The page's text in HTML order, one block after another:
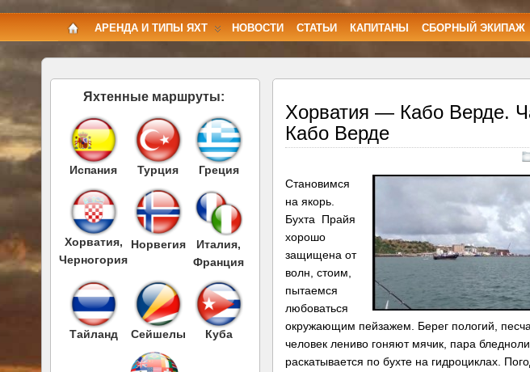
АРЕНДА И ТИПЫ ЯХТ НОВОСТИ СТАТЬИ КАПИТАНЫ СБОРНЫЙ ЭКИПАЖ
Хорватия — Кабо Верде.
Кабо Верде
Становимся
на якорь.
Бухта Прайя
хорошо
защищена от
волн, стоим,
пытаемся
любоваться
окружающим пейзажем. Берег пологий,
человек лениво гоняют мячик, пара
раскатывается по бухте на гидроциклах.
Яхтенные маршруты:
Испания Турция Греция
Хорватия,
Черногория
Норвегия
Италия,
Франция
Тайланд Сейшелы Куба